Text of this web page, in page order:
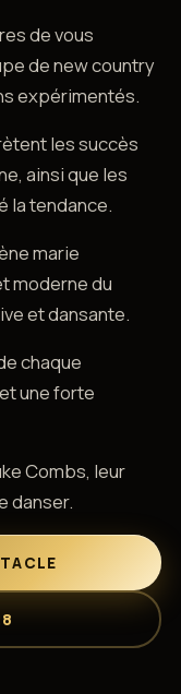
de vous
de new country
expérimentés.
les succès
ainsi que les
la tendance.
marie
moderne du
et dansante.
chaque
une forte
Combs, leur
danser.